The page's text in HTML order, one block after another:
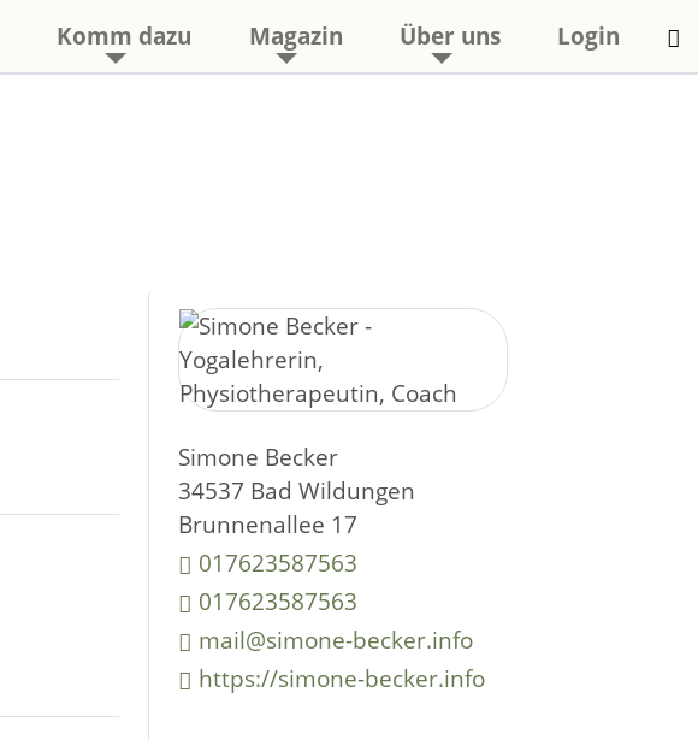
Komm dazu Magazin Über uns Login
Simone Becker
34537 Bad Wildungen
Brunnenallee 17
017623587563
017623587563
mail@simone-becker.info
https://simone-becker.info